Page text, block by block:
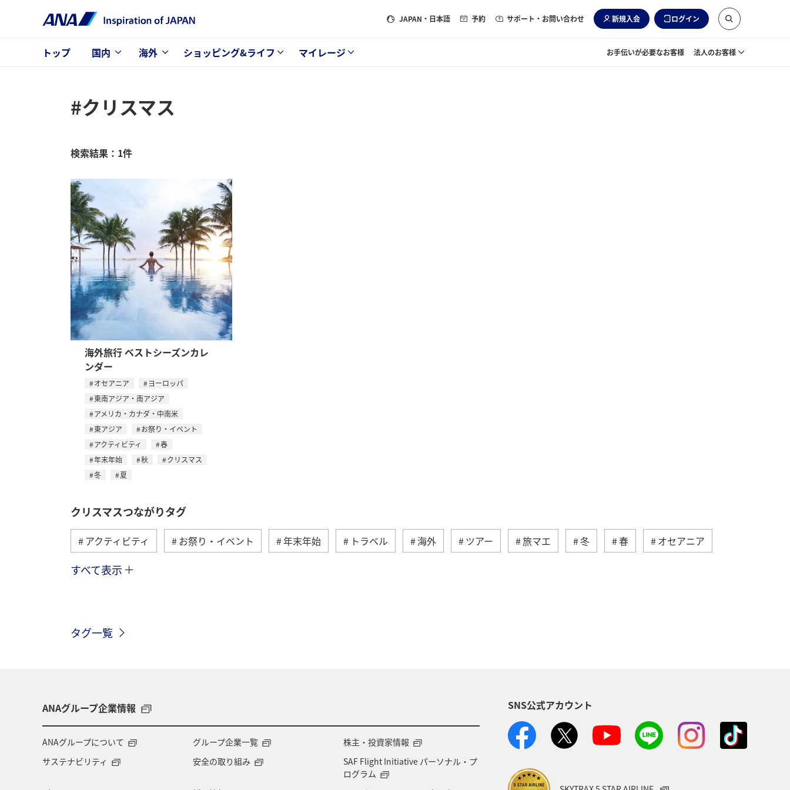
JAPAN ・日本語 予約 サポート・お問い合わせ 新規入会 ログイン
トップ 国内 海外 ショッピング&ライフ マイレージ お手伝いが必要なお客様 法人のお客様
#クリスマス
検索結果：1件
海外旅行 ベストシーズンカレ
ンダー
オセアニア
ヨーロッパ
東南アジア・南アジア
アメリカ・カナダ・中南米
東アジア
お祭り・イベント
アクティビティ
春
年末年始
秋
クリスマス
冬
夏
クリスマスつながりタグ
アクティビティ お祭り・イベント 年末年始 トラベル 海外 ツアー 旅マエ 冬 春 オセアニア
ヨーロッパ
メキシコ
すべて表示
タグ一覧
ANAグループ企業情報
ANAグループについて グループ企業一覧
株主・投資家情報
サステナビリティ
安全の取り組み
SAF Flight Initiative パーソナル・プ
ログラム
SNS公式アカウント